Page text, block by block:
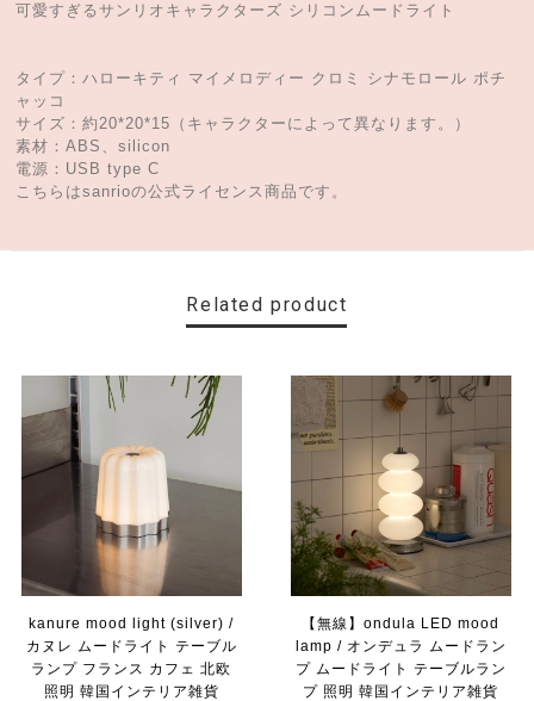
可愛すぎるサンリオキャラクターズ シリコンムードライト
タイプ：ハローキティ マイメロディー クロミ シナモロール ポチ
ャッコ
サイズ：約20*20*15（キャラクターによって異なります。）
素材：ABS、silicon
電源：USB type C
こちらはsanrioの公式ライセンス商品です。
Related product
kanure mood light (silver) /
カヌレ ムードライト テーブル
ランプ フランス カフェ 北欧
照明 韓国インテリア雑貨
【無線】ondula LED mood
lamp / オンデュラ ムードラン
プ ムードライト テーブルラン
プ 照明 韓国インテリア雑貨